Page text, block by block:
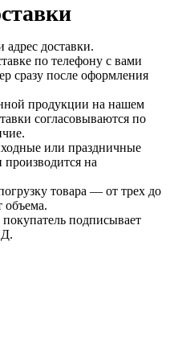
адрес доставки.
по телефону с вами
сразу после оформления
продукции на нашем
согласовываются по
или праздничные
производится на
товара — от трех до
объема.
подписывает